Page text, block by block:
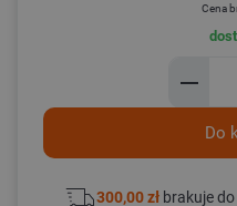
Cena
Do
300,00 zł brakuje do